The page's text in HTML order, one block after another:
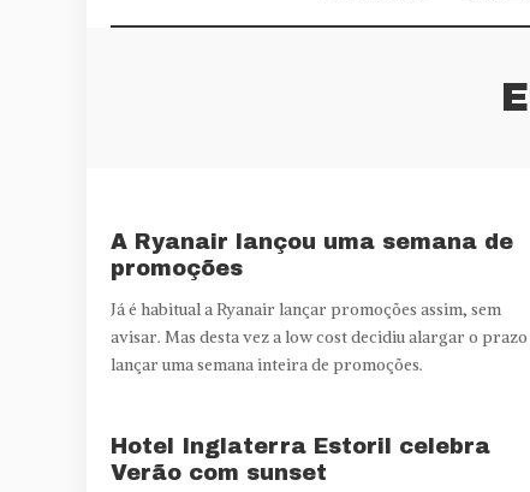
A Ryanair lançou uma semana de
promoções
Já é habitual a Ryanair lançar promoções assim, sem
avisar. Mas desta vez a low cost decidiu alargar o prazo
lançar uma semana inteira de promoções.
Hotel Inglaterra Estoril celebra
Verão com sunset